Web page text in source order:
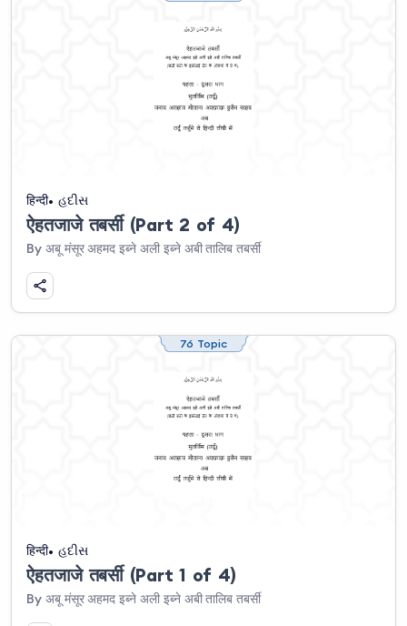
हिन्दी હદીસ
ऐहतजाजे तबर्सी (Part 2 of 4)
By अबू मंसूर अहमद इब्ने अली इब्ने अबी तालिब तबर्सी
76 Topic
हिन्दी હદીસ
ऐहतजाजे तबर्सी (Part 1 of 4)
By अबू मंसूर अहमद इब्ने अली इब्ने अबी तालिब तबर्सी